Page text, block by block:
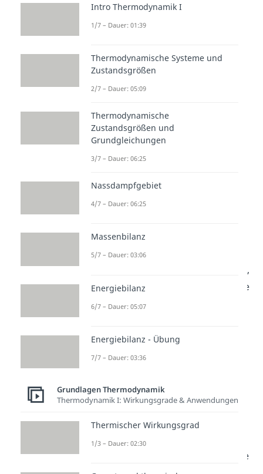
Wir können die
über die bereits oben erwähnte
Formel für die
Volumenänderungsarbeit
herleiten
. Die
Druckänderungsarbeit entspricht
derFläche im p-V-Diagramm
unter der Polytropen zur p-Achse
Um die Wärme bei der polytropen
Zustandsänderung zu bestimmen,
nehmen wir uns die Formel für die
Änderung der inneren Energie zu
Wärme auferhalten wir:
Für die
Volumenänderungsarbeit
in die Gleichung für die
Intro Thermodynamik I
1/7 – Dauer: 01:39
Thermodynamische Systeme und
Zustandsgrößen
2/7 – Dauer: 05:09
Thermodynamische
Zustandsgrößen und
Grundgleichungen
3/7 – Dauer: 06:25
Nassdampfgebiet
4/7 – Dauer: 06:25
Massenbilanz
5/7 – Dauer: 03:06
Energiebilanz
6/7 – Dauer: 05:07
Energiebilanz - Übung
7/7 – Dauer: 03:36
Grundlagen Thermodynamik
Thermodynamik I: Wirkungsgrade & Anwendungen
Thermischer Wirkungsgrad
1/3 – Dauer: 02:30